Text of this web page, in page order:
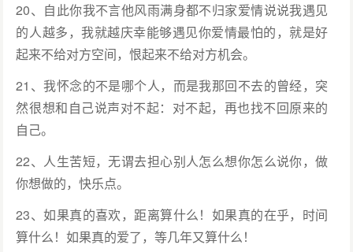
20、自此你我不言他风雨满身都不归家爱情说说我遇见
的人越多，我就越庆幸能够遇见你爱情最怕的，就是好
起来不给对方空间，恨起来不给对方机会。
21、我怀念的不是哪个人，而是我那回不去的曾经，突
然很想和自己说声对不起：对不起，再也找不回原来的
自己。
22、人生苦短，无谓去担心别人怎么想你怎么说你，做
你想做的，快乐点。
23、如果真的喜欢，距离算什么！如果真的在乎，时间
算什么！如果真的爱了，等几年又算什么！